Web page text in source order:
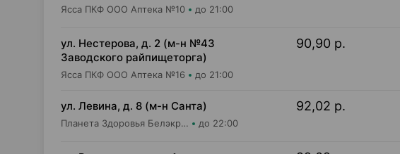
Ясса ПКФ ООО Аптека №10 до 21:00
ул. Нестерова, д. 2 (м-н №43
Заводского райпищеторга)
Ясса ПКФ ООО Аптека №16 до 21:00
90,90 р.
ул. Левина, д. 8 (м-н Санта)
Планета Здоровья Белэкрос ОДО Аптека №5 до 22:00
92,02 р.